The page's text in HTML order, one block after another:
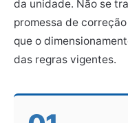
da unidade. Não se
promessa de
que o
das regras vigentes.